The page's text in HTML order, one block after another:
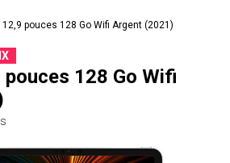
12,9 pouces 128 Go Wifi Argent (2021)
128 Go Wifi